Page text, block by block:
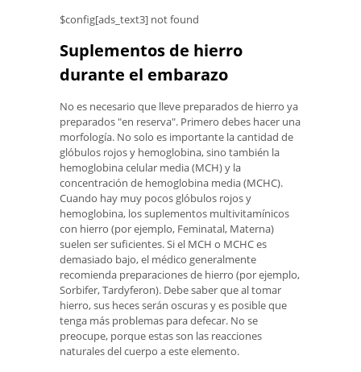
$config[ads_text3] not found
Suplementos de hierro
durante el embarazo
No es necesario que lleve preparados de hierro ya
preparados "en reserva". Primero debes hacer una
morfología. No solo es importante la cantidad de
glóbulos rojos y hemoglobina, sino también la
hemoglobina celular media (MCH) y la
concentración de hemoglobina media (MCHC).
Cuando hay muy pocos glóbulos rojos y
hemoglobina, los suplementos multivitamínicos
con hierro (por ejemplo, Feminatal, Materna)
suelen ser suficientes. Si el MCH o MCHC es
demasiado bajo, el médico generalmente
recomienda preparaciones de hierro (por ejemplo,
Sorbifer, Tardyferon). Debe saber que al tomar
hierro, sus heces serán oscuras y es posible que
tenga más problemas para defecar. No se
preocupe, porque estas son las reacciones
naturales del cuerpo a este elemento.